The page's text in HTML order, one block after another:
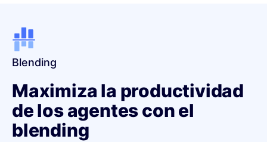
Blending
Maximiza la productividad
de los agentes con el
blending